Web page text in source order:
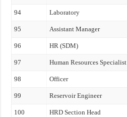
94 Laboratory
95 Assistant Manager
96 HR (SDM)
97 Human Resources Specialist
98 Officer
99 Reservoir Engineer
100 HRD Section Head